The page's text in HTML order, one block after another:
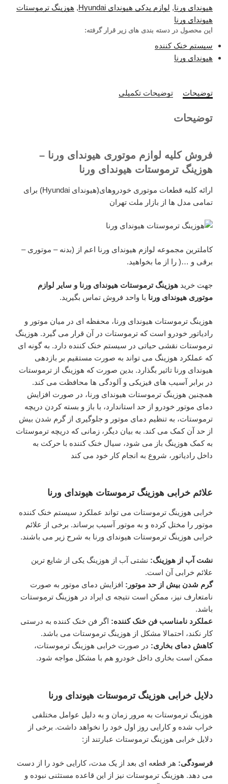
هیوندای ورنا, لوازم یدکی هیوندای Hyundai , هوزینگ ترموستات
هیوندای ورنا
این محصول در دسته بندی های زیر قرار گرفته:
سیستم خنک کننده
هیوندای ورنا
توضیحات توضیحات تکمیلی
توضیحات
فروش کلیه لوازم موتوری هیوندای ورنا –
هوزینگ ترموستات هیوندای ورنا
ارائه کلیه قطعات موتوری خودروهای(هیوندای Hyundai) برای
تمامی مدل ها از بازار ملت تهران
کاملترین مجموعه لوازم هیوندای ورنا اعم از (بدنه – موتوری –
برقی و …( را از ما بخواهید.
جهت خرید هوزینگ ترموستات هیوندای ورنا و سایر لوازم
موتوری هیوندای ورنا با واحد فروش تماس بگیرید.
هوزینگ ترموستات هیوندای ورنا، محفظه ای در میان موتور و
رادیاتور خودرو است که ترموستات در آن قرار می گیرد. هوزینگ
ترموستات نقشی حیاتی در سیستم خنک کننده دارد. به گونه ای
که عملکرد هوزینگ می تواند به صورت مستقیم بر بازدهی
هیوندای ورنا تاثیر بگذارد. بدین صورت که هوزینگ از ترموستات
در برابر آسیب های فیزیکی و آلودگی ها محافظت می کند.
همچنین هوزینگ ترموستات هیوندای ورنا، در صورت افزایش
دمای موتور خودرو از حد استاندارد، با باز و بسته کردن دریچه
ترموستات، به تنظیم دمای موتور و جلوگیری از گرم شدن بیش
از حد آن کمک می کند. به بیان دیگر، زمانی که دریچه ترموستات
به کمک هوزینگ باز می شود، سیال خنک کننده با حرکت به
داخل رادیاتور، شروع به انجام کار خود می کند
علائم خرابی هوزینگ ترموستات هیوندای ورنا
خرابی هوزینگ ترموستات می تواند عملکرد سیستم خنک کننده
موتور را مختل کرده و به موتور آسیب برساند. برخی از علائم
خرابی هوزینگ ترموستات هیوندای ورنا به شرح زیر می باشند.
نشت آب از هوزینگ: نشتی آب از هوزینگ یکی از شایع ترین
علائم خرابی آن است.
گرم شدن بیش از حد موتور: افزایش دمای موتور به صورت
نامتعارف نیز، ممکن است نتیجه ی ایراد در هوزینگ ترموستات
باشد.
عملکرد نامناسب فن خنک کننده: اگر فن خنک کننده به درستی
کار نکند، احتمالا مشکل از هوزینگ ترموستات می باشد.
کاهش دمای بخاری: در صورت خرابی هوزینگ ترموستات،
ممکن است بخاری داخل خودرو هم با مشکل مواجه شود.
دلایل خرابی هوزینگ ترموستات هیوندای ورنا
هوزینگ ترموستات به مرور زمان و به دلیل عوامل مختلفی
خراب شده و کارایی روز اول خود را نخواهد داشت. برخی از
دلایل خرابی هوزینگ ترموستات عبارتند از:
فرسودگی: هر قطعه ای بعد از یک مدت، کارایی خود را از دست
می دهد. هوزینگ ترموستات نیز از این قاعده مستثنی نبوده و